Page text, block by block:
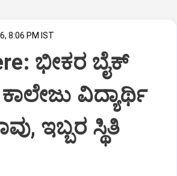
8:06 PM IST
ಭೀಕರ ಬೈಕ್
ವಿದ್ಯಾರ್ಥಿ
ಇಬ್ಬರ ಸ್ಥಿತಿ